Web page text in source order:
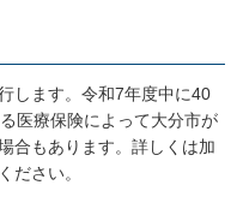
します。令和7年度中に40
医療保険によって大分市が
合もあります。詳しくは加
ださい。